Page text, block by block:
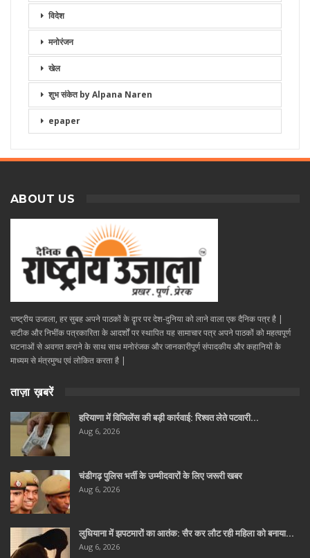
विदेश
मनोरंजन
खेल
शुभ संकेत by Alpana Naren
epaper
ABOUT US
राष्ट्रीय उजाला, हर सुबह अपने पाठकों के दॄार पर देश-दुनिया को लाने वाला एक दैनिक पत्र है |
सटीक और निभींक पत्रकारिता के आदर्शों पर स्थापित यह सामाचार पत्र अपने पाठकों को महत्वपूर्ण
घटनाओं से अवगत कराने के साथ साथ मनोरंजक और जानकारीपूर्ण संपादकीय और कहानियों के
माध्यम से मंत्रमुग्ध एवं लोकित करता है |
ताज़ा ख़बरें
हरियाणा में विजिलेंस की बड़ी कार्रवाई: रिश्वत लेते पटवारी…
Aug 6, 2026
चंडीगढ़ पुलिस भर्ती के उम्मीदवारों के लिए जरूरी खबर
Aug 6, 2026
लुधियाना में झपटमारों का आतंक: सैर कर लौट रही महिला को बनाया…
Aug 6, 2026